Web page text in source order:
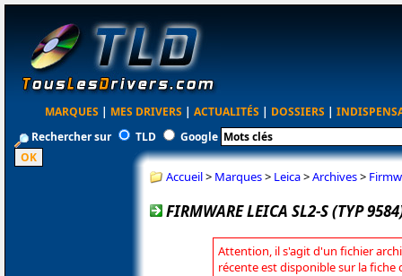
MARQUES | MES DRIVERS | ACTUALITÉS | DOSSIERS |
Rechercher sur
TLD Google
Accueil> Marques> Leica>Archives>
FIRMWARE LEICA SL2-S (TYP
Attention, il s'agit d'un fichier
récente est disponible sur la fiche